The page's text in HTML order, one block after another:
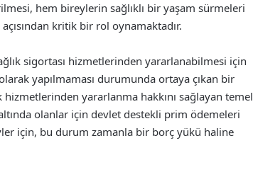
hem bireylerin sağlıklı bir yaşam sürmeleri
kritik bir rol oynamaktadır.
sigortası hizmetlerinden yararlanabilmesi için
yapılmaması durumunda ortaya çıkan bir
hizmetlerinden yararlanma hakkını sağlayan temel
olanlar için devlet destekli prim ödemeleri
için, bu durum zamanla bir borç yükü haline